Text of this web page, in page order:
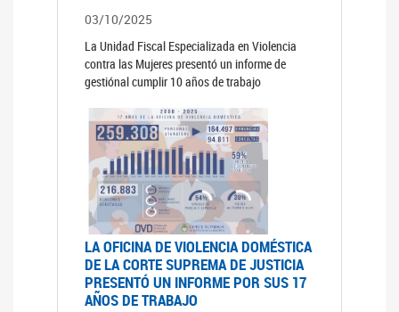
03/10/2025
La Unidad Fiscal Especializada en Violencia
contra las Mujeres presentó un informe de
gestiónal cumplir 10 años de trabajo
LA OFICINA DE VIOLENCIA DOMÉSTICA
DE LA CORTE SUPREMA DE JUSTICIA
PRESENTÓ UN INFORME POR SUS 17
AÑOS DE TRABAJO